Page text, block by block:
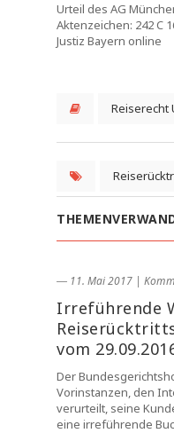
Urteil des AG
Aktenzeichen: 242 C
Justiz Bayern online
Reiserecht
― 11. Mai 2017 |
Irreführende
vom
Der
Vorinstanzen, den
verurteilt, seine
eine irreführende